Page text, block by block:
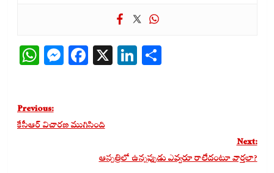
WhatsApp
Messenger
Facebook
X LinkedIn
Share
Post
navigation
Previous:
కేసీఆర్ విచారణ ముగిసింది
Next:
ఆస్పత్రిలో ఉన్నప్పుడు ఎవ్వరూ రాలేదంటూ వార్తలా?